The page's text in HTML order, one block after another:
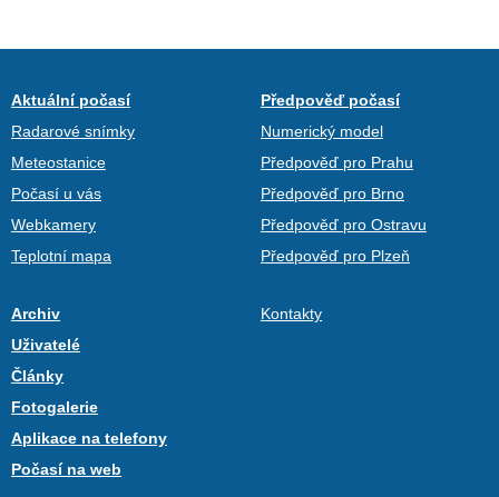
Aktuální počasí
Radarové snímky
Meteostanice
Počasí u vás
Webkamery
Teplotní mapa
Předpověď počasí
Numerický model
Předpověď pro Prahu
Předpověď pro Brno
Předpověď pro Ostravu
Předpověď pro Plzeň
Archiv
Uživatelé
Články
Fotogalerie
Aplikace na telefony
Počasí na web
Kontakty